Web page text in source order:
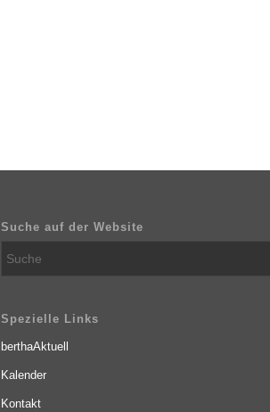
Suche auf der Website
Spezielle Links
berthaAktuell
Kalender
Kontakt